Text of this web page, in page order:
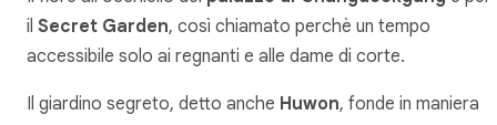
il Secret Garden, così chiamato perchè un tempo
accessibile solo ai regnanti e alle dame di corte.
Il giardino segreto, detto anche Huwon, fonde in maniera